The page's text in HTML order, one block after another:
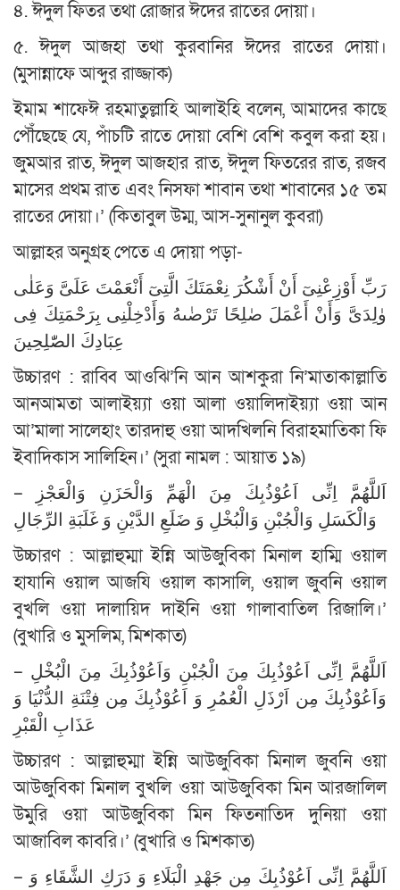
৪. ঈদুল ফিতর তথা রোজার ঈদের রাতের দোয়া।
৫. ঈদুল আজহা তথা কুরবানির ঈদের রাতের দোয়া।
(মুসান্নাফে আব্দুর রাজ্জাক)
ইমাম শাফেঈ রহমাতুল্লাহি আলাইহি বলেন, আমাদের কাছে
পৌঁছেছে যে, পাঁচটি রাতে দোয়া বেশি বেশি কবুল করা হয়।
জুমআর রাত, ঈদুল আজহার রাত, ঈদুল ফিতরের রাত, রজব
মাসের প্রথম রাত এবং নিসফা শাবান তথা শাবানের ১৫ তম
রাতের দোয়া।’ (কিতাবুল উম্ম, আস-সুনানুল কুবরা)
আল্লাহর অনুগ্রহ পেতে এ দোয়া পড়া-
رَبِّ أَوْزِعْنِىٓ أَنْ أَشْكُرَ نِعْمَتَكَ الَّتِىٓ أَنْعَمْتَ عَلَىَّ وَعَلٰى
وٰلِدَىَّ وَأَنْ أَعْمَلَ صٰلِحًا تَرْضٰىهُ وَأَدْخِلْنِى بِرَحْمَتِكَ فِى
عِبَادِكَ الصّٰلِحِينَ
উচ্চারণ : রাব্বি আওঝি’নি আন আশকুরা নি’মাতাকাল্লাতি
আনআমতা আলাইয়্যা ওয়া আলা ওয়ালিদাইয়্যা ওয়া আন
আ’মালা সালেহাং তারদাহু ওয়া আদখিলনি বিরাহমাতিকা ফি
ইবাদিকাস সালিহিন।’ (সুরা নামল : আয়াত ১৯)
– اَللَّهُمَّ اِنِّى اَعُوْذُبِكَ مِنَ الْهَمِّ وَالْحَزَنِ وَالْعَجْزِ
وَالْكَسَلِ وَالْجُبْنِ وَالْبُخْلِ وَ ضَلَعِ الدَّيْنِ وَ غَلَبَةِ الرِّجَالِ
উচ্চারণ : আল্লাহুম্মা ইন্নি আউজুবিকা মিনাল হাম্মি ওয়াল
হাযানি ওয়াল আজযি ওয়াল কাসালি, ওয়াল জুবনি ওয়াল
বুখলি ওয়া দালায়িদ দাইনি ওয়া গালাবাতিল রিজালি।’
(বুখারি ও মুসলিম, মিশকাত)
– اَللَّهُمَّ اِنِّى اَعُوْذُبِكَ مِنَ الْجُبْنِ وَاَعُوْذُبِكَ مِنَ الْبُخْلِ
وَاَعُوْذُبِكَ مِن اَرْذَلِ الْعُمُرِ وَ اَعُوْذُبِكَ مِن فِتْنَةِ الدُّنْيَا وَ
عَذَابِ الْقَبْرِ
উচ্চারণ : আল্লাহুম্মা ইন্নি আউজুবিকা মিনাল জুবনি ওয়া
আউজুবিকা মিনাল বুখলি ওয়া আউজুবিকা মিন আরজালিল
উমুরি ওয়া আউজুবিকা মিন ফিতনাতিদ দুনিয়া ওয়া
আজাবিল কাবরি।’ (বুখারি ও মিশকাত)
– اَللَّهُمَّ اِنِّى اَعُوْذُبِكَ مِن جَهْدِ الْبَلَاءِ وَ دَرَكِ الشَّقَاءِ وَ